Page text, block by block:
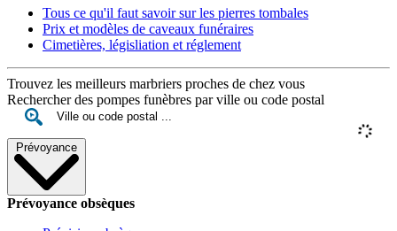
Tous ce qu'il faut savoir sur les pierres tombales
Prix et modèles de caveaux funéraires
Cimetières, législiation et réglement
Trouvez les meilleurs marbriers proches de chez vous
Rechercher des pompes funèbres par ville ou code postal
Prévoyance
Prévoyance obsèques